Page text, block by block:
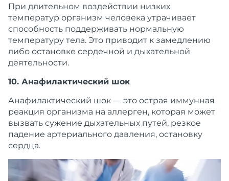
При длительном воздействии низких
температур организм человека утрачивает
способность поддерживать нормальную
температуру тела. Это приводит к замедлению
либо остановке сердечной и дыхательной
деятельности.
10. Анафилактический шок
Анафилактический шок — это острая иммунная
реакция организма на аллерген, которая может
вызвать сужение дыхательных путей, резкое
падение артериального давления, остановку
сердца.